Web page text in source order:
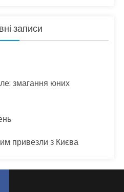
записи
змагання юних
привезли з Києва